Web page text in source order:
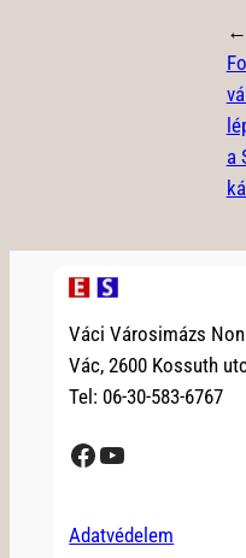
←
a
Váci Városimázs
Vác, 2600 Kossuth
Tel: 06-30-583-6767
Facebook YouTube
Adatvédelem